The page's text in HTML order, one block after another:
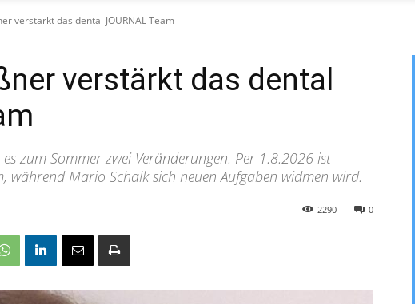
verstärkt das dental JOURNAL Team
verstärkt das dental
es zum Sommer zwei Veränderungen. Per 1.8.2026 ist
während Mario Schalk sich neuen Aufgaben widmen wird.
0
2290